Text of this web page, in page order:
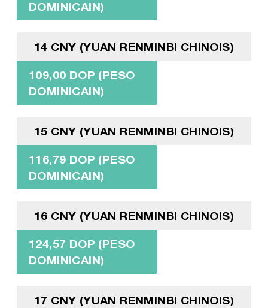
DOMINICAIN)
14 CNY (YUAN RENMINBI CHINOIS)
109,00 DOP (PESO
DOMINICAIN)
15 CNY (YUAN RENMINBI CHINOIS)
116,79 DOP (PESO
DOMINICAIN)
16 CNY (YUAN RENMINBI CHINOIS)
124,57 DOP (PESO
DOMINICAIN)
17 CNY (YUAN RENMINBI CHINOIS)